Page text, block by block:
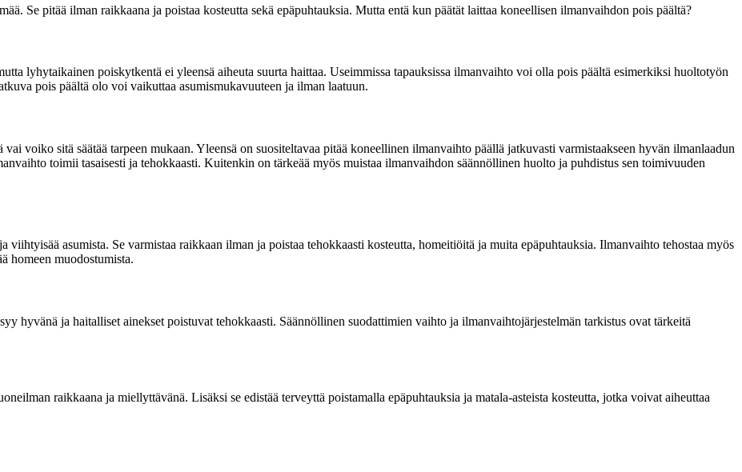
Se pitää ilman raikkaana ja poistaa kosteutta sekä epäpuhtauksia. Mutta entä kun päätät laittaa koneellisen ilmanvaihdon pois päältä?
lyhytaikainen poiskytkentä ei yleensä aiheuta suurta haittaa. Useimmissa tapauksissa ilmanvaihto voi olla pois päältä esimerkiksi huoltotyön
pois päältä olo voi vaikuttaa asumismukavuuteen ja ilman laatuun.
voiko sitä säätää tarpeen mukaan. Yleensä on suositeltavaa pitää koneellinen ilmanvaihto päällä jatkuvasti varmistaakseen hyvän ilmanlaadun
toimii tasaisesti ja tehokkaasti. Kuitenkin on tärkeää myös muistaa ilmanvaihdon säännöllinen huolto ja puhdistus sen toimivuuden
asumista. Se varmistaa raikkaan ilman ja poistaa tehokkaasti kosteutta, homeitiöitä ja muita epäpuhtauksia. Ilmanvaihto tehostaa myös
homeen muodostumista.
hyvänä ja haitalliset ainekset poistuvat tehokkaasti. Säännöllinen suodattimien vaihto ja ilmanvaihtojärjestelmän tarkistus ovat tärkeitä
raikkaana ja miellyttävänä. Lisäksi se edistää terveyttä poistamalla epäpuhtauksia ja matala-asteista kosteutta, jotka voivat aiheuttaa